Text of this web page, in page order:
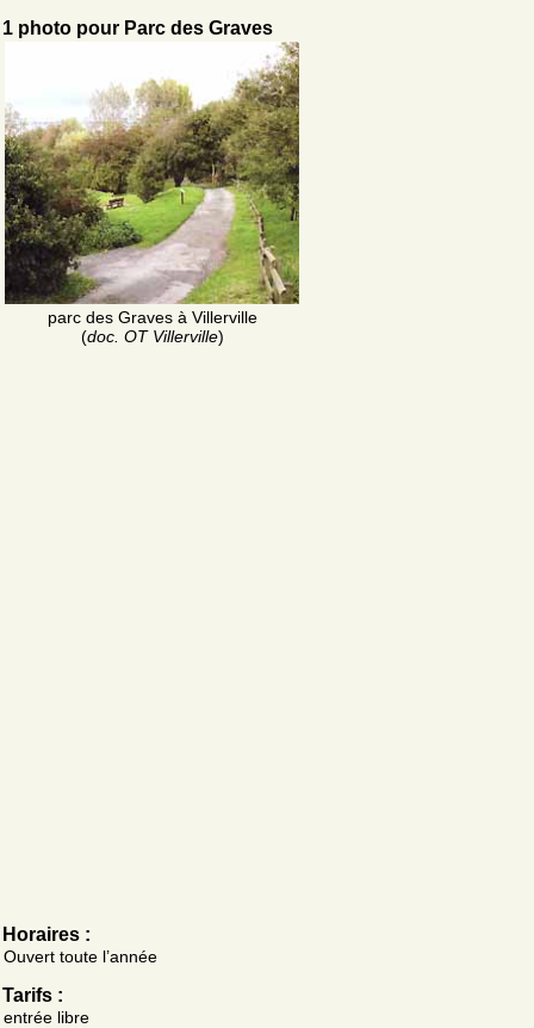
1 photo pour Parc des Graves
parc des Graves à Villerville
(doc. OT Villerville)
Horaires :
Ouvert toute l’année
Tarifs :
entrée libre